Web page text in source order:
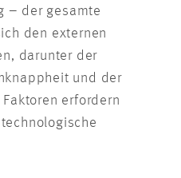
– der gesamte
den externen
darunter der
und der
erfordern